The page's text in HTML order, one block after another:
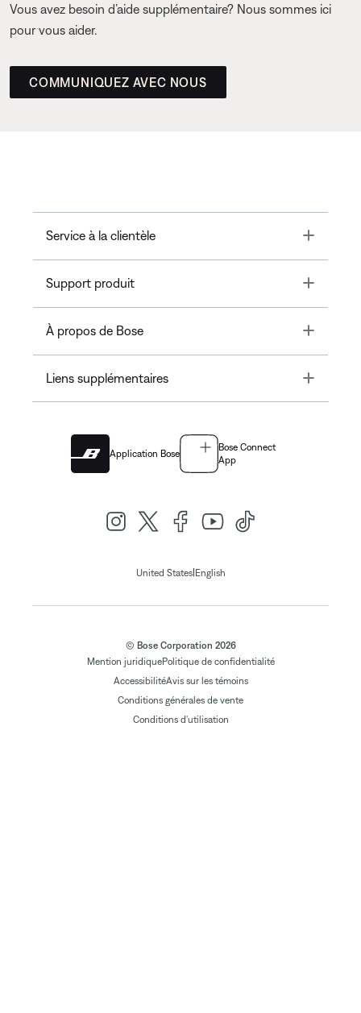
Vous avez besoin d’aide supplémentaire? Nous sommes ici
pour vous aider.
COMMUNIQUEZ AVEC NOUS
Service à la clientèle Toggle
Support produit Toggle
À propos de Bose Toggle
Liens supplémentaires Toggle
Application Bose
Bose Connect
App
United States| English
© Bose Corporation 2026
Mention juridiquePolitique de confidentialité
AccessibilitéAvis sur les témoins
Conditions générales de vente
Conditions d'utilisation